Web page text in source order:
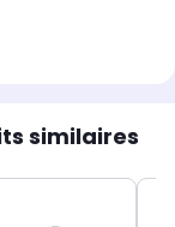
similaires